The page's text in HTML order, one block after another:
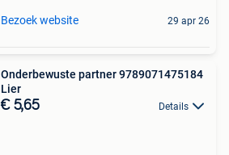
Bezoek website 29 apr 26
Onderbewuste partner 9789071475184
Lier
€ 5,65 Details